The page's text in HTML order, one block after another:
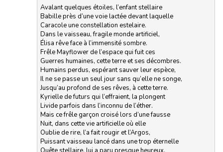
Avalant quelques étoiles, l’enfant stellaire
Babille près d’une voie lactée devant laquelle
Caracole une constellation estelaire.
Dans le vaisseau, fragile monde artificiel,
Élisa rêve face à l’immensité sombre.
Frêle Mayflower de l’espace qui fuit ces
Guerres humaines, cette terre et ses décombres.
Humains perdus, espérant sauver leur espèce,
Il ne se passe un seul jour sans qu’elle ne songe,
Jusqu’au profond de ses rêves, à cette terre.
Kyrielle de futurs qui l’effraient, la plongent
Livide parfois dans l’inconnu de l’éther.
Mais ce frêle garçon croisé lors d’une fausse
Nuit, dans cette vie artificielle où elle
Oublie de rire, l’a fait rougir et l’Argos,
Puissant vaisseau lancé dans une trop éternelle